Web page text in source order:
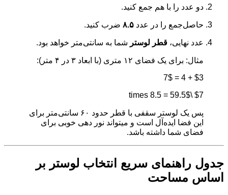
دو عدد را با هم جمع کنید.
حاصل‌جمع را در عدد ۸.۵ ضرب کنید.
عدد نهایی، قطر لوستر شما به سانتی‌متر خواهد بود.
مثال: برای یک فضای ۱۲ متری (با ابعاد ۳ در ۴ متر):
$3 + 4 = 7$
$7 \times 8.5 = 59.5$
پس یک لوستر سقفی با قطر حدود ۶۰ سانتی‌متر برای
این فضا ایده‌آل است و میتواند نور دهی خوبی برای
فضای شما داشته باشد.
جدول راهنمای سریع انتخاب لوستر بر
اساس مساحت